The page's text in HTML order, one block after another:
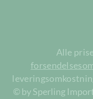
Alle
© by Sperling